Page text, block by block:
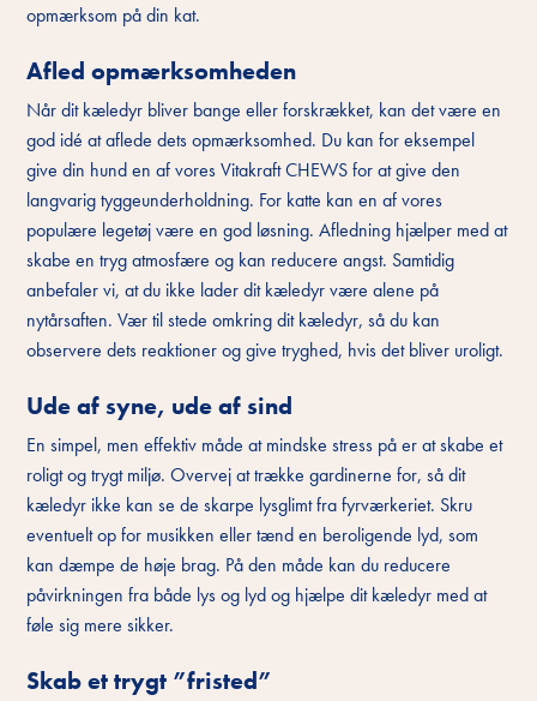
opmærksom på din kat.
Afled opmærksomheden
Når dit kæledyr bliver bange eller forskrækket, kan det være en
god idé at aflede dets opmærksomhed. Du kan for eksempel
give din hund en af vores Vitakraft CHEWS for at give den
langvarig tyggeunderholdning. For katte kan en af vores
populære legetøj være en god løsning. Afledning hjælper med at
skabe en tryg atmosfære og kan reducere angst. Samtidig
anbefaler vi, at du ikke lader dit kæledyr være alene på
nytårsaften. Vær til stede omkring dit kæledyr, så du kan
observere dets reaktioner og give tryghed, hvis det bliver uroligt.
Ude af syne, ude af sind
En simpel, men effektiv måde at mindske stress på er at skabe et
roligt og trygt miljø. Overvej at trække gardinerne for, så dit
kæledyr ikke kan se de skarpe lysglimt fra fyrværkeriet. Skru
eventuelt op for musikken eller tænd en beroligende lyd, som
kan dæmpe de høje brag. På den måde kan du reducere
påvirkningen fra både lys og lyd og hjælpe dit kæledyr med at
føle sig mere sikker.
Skab et trygt ”fristed”